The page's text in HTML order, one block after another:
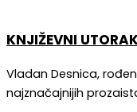
KNJIŽEVNI
Vladan Desnica,
najznačajnijih